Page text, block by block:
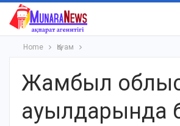
Home Қоғам
Жамбыл
ауылдарында